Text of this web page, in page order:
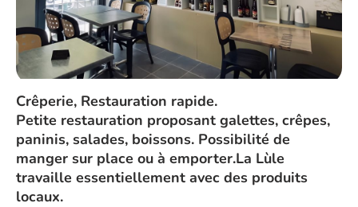
Crêperie, Restauration rapide.
Petite restauration proposant galettes, crêpes,
paninis, salades, boissons. Possibilité de
manger sur place ou à emporter.La Lùle
travaille essentiellement avec des produits
locaux.